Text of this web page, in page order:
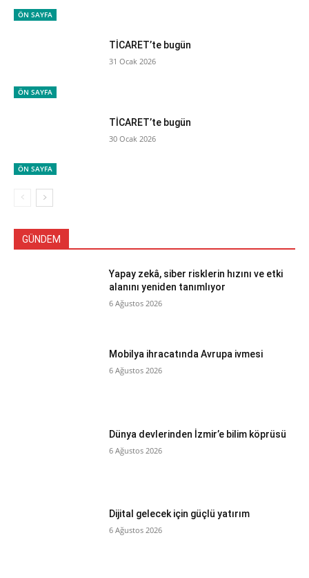
ÖN SAYFA
ÖN SAYFA
TİCARET’te bugün
31 Ocak 2026
ÖN SAYFA
TİCARET’te bugün
30 Ocak 2026
GÜNDEM
Yapay zekâ, siber risklerin hızını ve etki
alanını yeniden tanımlıyor
6 Ağustos 2026
Mobilya ihracatında Avrupa ivmesi
6 Ağustos 2026
Dünya devlerinden İzmir’e bilim köprüsü
6 Ağustos 2026
Dijital gelecek için güçlü yatırım
6 Ağustos 2026